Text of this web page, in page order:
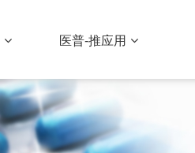
医普-推应用